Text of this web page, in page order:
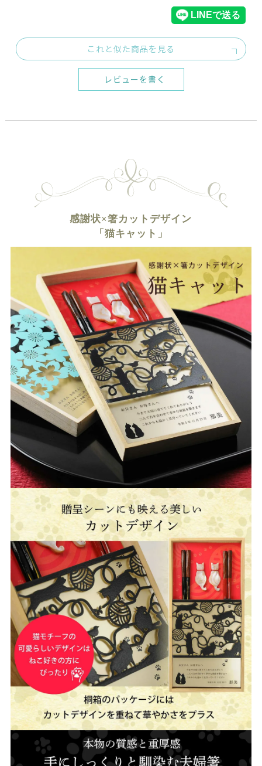
これと似た商品を見る
レビューを書く
感謝状×箸カットデザイン
「猫キャット」